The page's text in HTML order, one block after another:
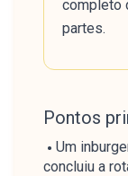
completo
partes.
Pontos
Um
concluiu a